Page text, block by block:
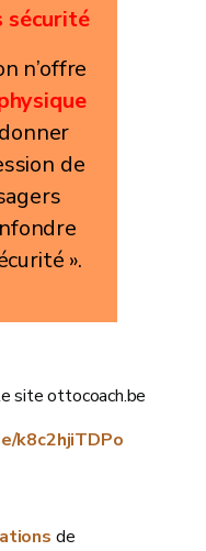
sécurité
n’offre
de
».
site ottocoach.be
k8c2hjiTDPo
de